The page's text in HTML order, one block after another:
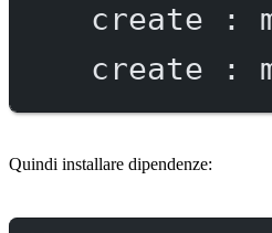
create :
create
:
Quindi installare dipendenze: